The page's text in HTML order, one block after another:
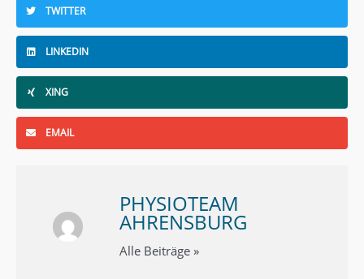
TWITTER
LINKEDIN
XING
EMAIL
PHYSIOTEAM
AHRENSBURG
Alle Beiträge »